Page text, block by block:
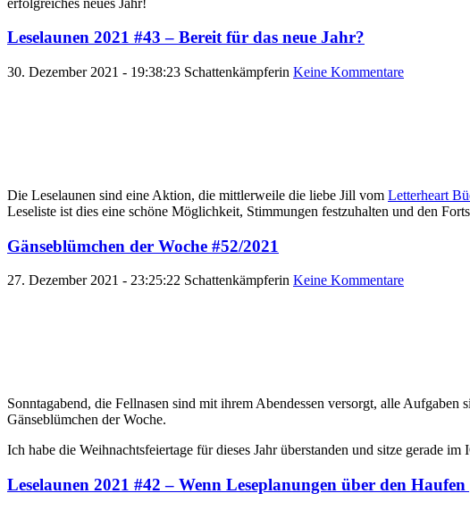
Leselaunen 2021 #43 – Bereit für das neue Jahr?
30. Dezember 2021 - 19:38:23 Schattenkämpferin Keine Kommentare
Die Leselaunen sind eine Aktion, die mittlerweile die liebe Jill vom Letterheart
Leseliste ist dies eine schöne Möglichkeit, Stimmungen festzuhalten und den
Gänseblümchen der Woche #52/2021
27. Dezember 2021 - 23:25:22 Schattenkämpferin Keine Kommentare
Sonntagabend, die Fellnasen sind mit ihrem Abendessen versorgt, alle
Gänseblümchen der Woche.
Ich habe die Weihnachtsfeiertage für dieses Jahr überstanden und sitze gerade
Leselaunen 2021 #42 – Wenn Leseplanungen über den